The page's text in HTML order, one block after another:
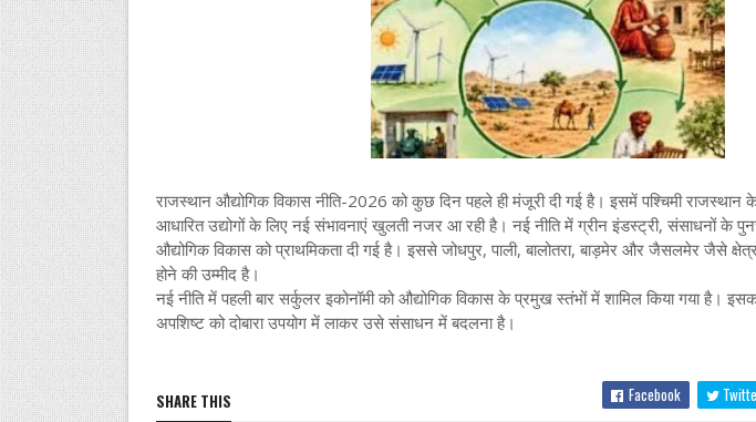
राजस्थान औद्योगिक विकास नीति-2026 को कुछ दिन पहले ही मंजूरी दी गई है। इसमें पश्चिमी राजस्थान
आधारित उद्योगों के लिए नई संभावनाएं खुलती नजर आ रही है। नई नीति में ग्रीन इंडस्ट्री, संसाधनों के
औद्योगिक विकास को प्राथमिकता दी गई है। इससे जोधपुर, पाली, बालोतरा, बाड़मेर और जैसलमेर जैसे
होने की उम्मीद है।
नई नीति में पहली बार सर्कुलर इकोनॉमी को औद्योगिक विकास के प्रमुख स्तंभों में शामिल किया गया है।
अपशिष्ट को दोबारा उपयोग में लाकर उसे संसाधन में बदलना है।
SHARE THIS Facebook